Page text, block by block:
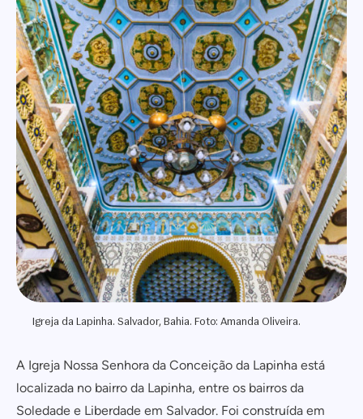
Igreja da Lapinha. Salvador, Bahia. Foto: Amanda Oliveira.
A Igreja Nossa Senhora da Conceição da Lapinha está
localizada no bairro da Lapinha, entre os bairros da
Soledade e Liberdade em Salvador. Foi construída em